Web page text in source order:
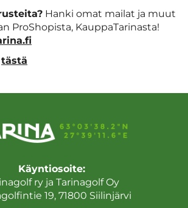
Hanki omat mailat ja muut
ProShopista, KauppaTarinasta!
tästä
Käyntiosoite:
ry ja Tarinagolf Oy
19, 71800 Siilinjärvi